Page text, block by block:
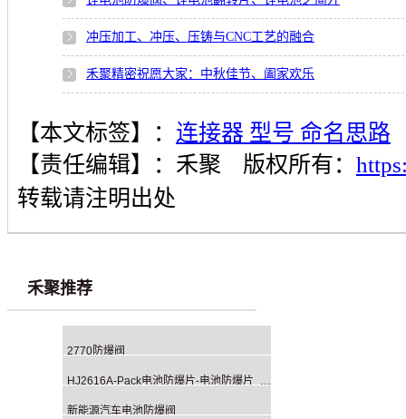
冲压加工、冲压、压铸与CNC工艺的融合
禾聚精密祝愿大家：中秋佳节、阖家欢乐
【本文标签】： 连接器 型号 命名思路
【责任编辑】： 禾聚 版权所有：
转载请注明出处
禾聚推荐
2770防爆阀
新能源汽车电池防爆阀